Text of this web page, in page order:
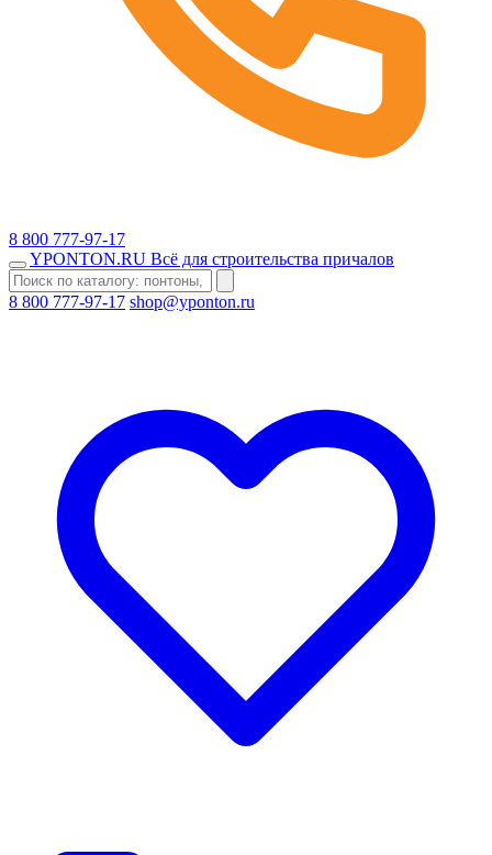
8 800 777-97-17
YPONTON.RU Всё для строительства причалов
8 800 777-97-17 shop@yponton.ru